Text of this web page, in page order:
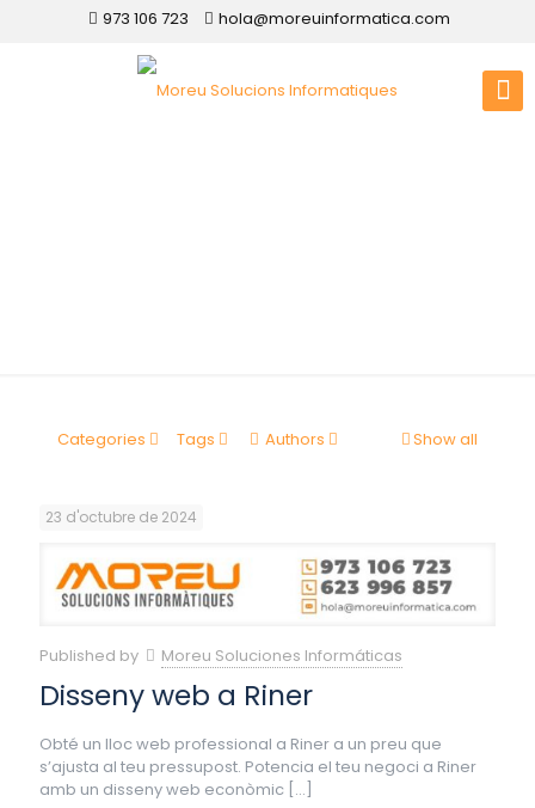
973 106 723 hola@moreuinformatica.com
Categories Tags Authors Show all
23 d'octubre de 2024
Published by Moreu Soluciones Informáticas
Disseny web a Riner
Obté un lloc web professional a Riner a un preu que
s’ajusta al teu pressupost. Potencia el teu negoci a Riner
amb un disseny web econòmic […]